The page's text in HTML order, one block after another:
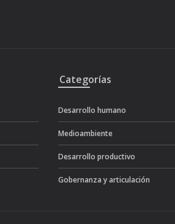
Categorías
Desarrollo humano
Medioambiente
Desarrollo productivo
Gobernanza y articulación